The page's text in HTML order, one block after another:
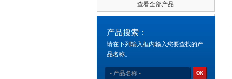
查看全部产品
产品搜索：
请在下列输入框内输入您要查找的产
品名称。